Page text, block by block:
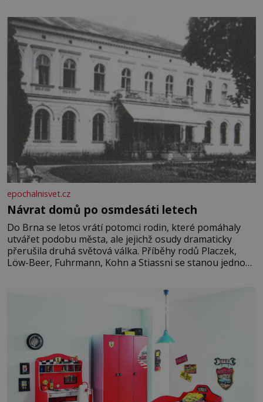
epochalnisvet.cz
Návrat domů po osmdesáti letech
Do Brna se letos vrátí potomci rodin, které pomáhaly
utvářet podobu města, ale jejichž osudy dramaticky
přerušila druhá světová válka. Příběhy rodů Placzek,
Löw-Beer, Fuhrmann, Kohn a Stiassni se stanou jednou
jednoduché. Místa, která si člověk pamatuje z rodinných